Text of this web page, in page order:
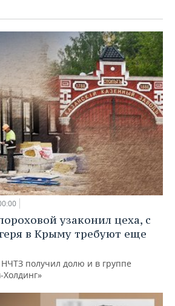
узаконил цеха, с
в Крыму требуют еще
получил долю и в группе